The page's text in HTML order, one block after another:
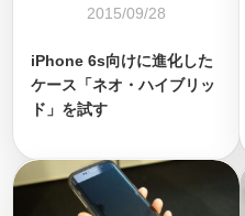
2015/09/28
iPhone 6s向けに進化した
ケース「ネオ・ハイブリッ
ド」を試す